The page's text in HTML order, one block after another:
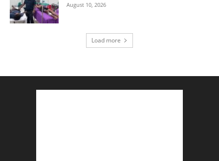
August 10, 2026
Load more